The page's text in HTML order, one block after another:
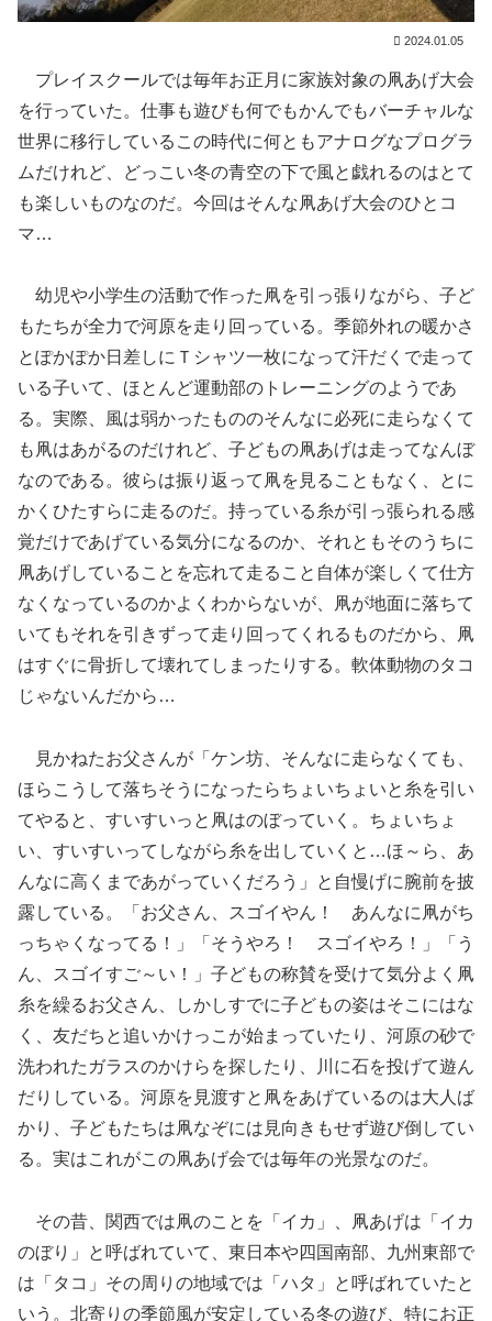
2024.01.05
プレイスクールでは毎年お正月に家族対象の凧あげ大会
を行っていた。仕事も遊びも何でもかんでもバーチャルな
世界に移行しているこの時代に何ともアナログなプログラ
ムだけれど、どっこい冬の青空の下で風と戯れるのはとて
も楽しいものなのだ。今回はそんな凧あげ大会のひとコ
マ…
幼児や小学生の活動で作った凧を引っ張りながら、子ど
もたちが全力で河原を走り回っている。季節外れの暖かさ
とぽかぽか日差しにＴシャツ一枚になって汗だくで走って
いる子いて、ほとんど運動部のトレーニングのようであ
る。実際、風は弱かったもののそんなに必死に走らなくて
も凧はあがるのだけれど、子どもの凧あげは走ってなんぼ
なのである。彼らは振り返って凧を見ることもなく、とに
かくひたすらに走るのだ。持っている糸が引っ張られる感
覚だけであげている気分になるのか、それともそのうちに
凧あげしていることを忘れて走ること自体が楽しくて仕方
なくなっているのかよくわからないが、凧が地面に落ちて
いてもそれを引きずって走り回ってくれるものだから、凧
はすぐに骨折して壊れてしまったりする。軟体動物のタコ
じゃないんだから…
見かねたお父さんが「ケン坊、そんなに走らなくても、
ほらこうして落ちそうになったらちょいちょいと糸を引い
てやると、すいすいっと凧はのぼっていく。ちょいちょ
い、すいすいってしながら糸を出していくと…ほ～ら、あ
んなに高くまであがっていくだろう」と自慢げに腕前を披
露している。「お父さん、スゴイやん！ あんなに凧がち
っちゃくなってる！」「そうやろ！ スゴイやろ！」「う
ん、スゴイすご～い！」子どもの称賛を受けて気分よく凧
糸を繰るお父さん、しかしすでに子どもの姿はそこにはな
く、友だちと追いかけっこが始まっていたり、河原の砂で
洗われたガラスのかけらを探したり、川に石を投げて遊ん
だりしている。河原を見渡すと凧をあげているのは大人ば
かり、子どもたちは凧なぞには見向きもせず遊び倒してい
る。実はこれがこの凧あげ会では毎年の光景なのだ。
その昔、関西では凧のことを「イカ」、凧あげは「イカ
のぼり」と呼ばれていて、東日本や四国南部、九州東部で
は「タコ」その周りの地域では「ハタ」と呼ばれていたと
いう。北寄りの季節風が安定している冬の遊び、特にお正